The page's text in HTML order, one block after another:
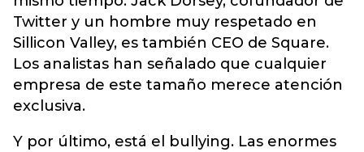
Twitter y un hombre muy respetado en
Sillicon Valley, es también CEO de Square.
Los analistas han señalado que cualquier
empresa de este tamaño merece atención
exclusiva.
Y por último, está el bullying. Las enormes